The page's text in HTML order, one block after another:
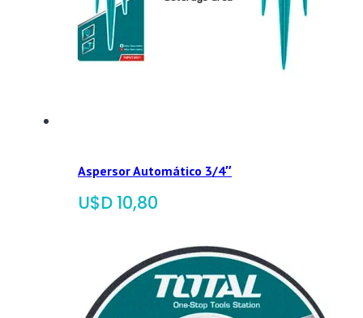
Aspersor Automático 3/4″
$ 10,80